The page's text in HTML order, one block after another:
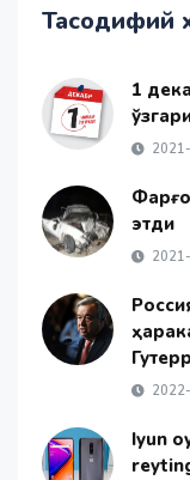
Тасодифий
1
этди
Iyun